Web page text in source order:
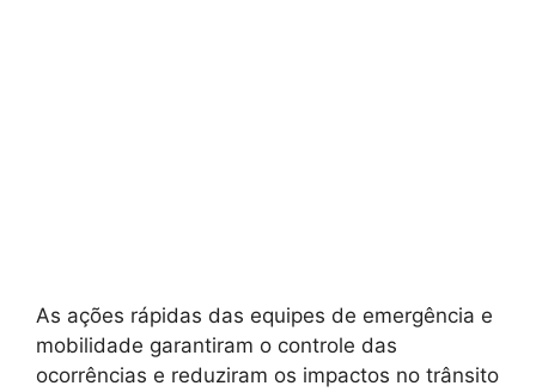
As ações rápidas das equipes de emergência e
mobilidade garantiram o controle das
ocorrências e reduziram os impactos no trânsito